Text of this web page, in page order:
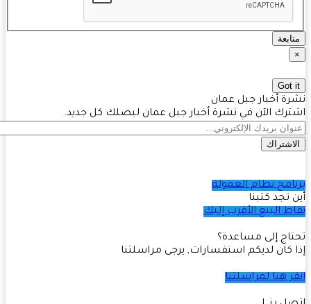
أخبار جبل عمان
الآن في نشرة أخبار جبل عمان ليصلك كل جديد.
نظام العمولة
تجد كتبنا
البيع الأقرب إليك
إلى مساعدة؟
كان لديكم استفسارات, يرجى مراسلتنا
هنا لمراسلتنا